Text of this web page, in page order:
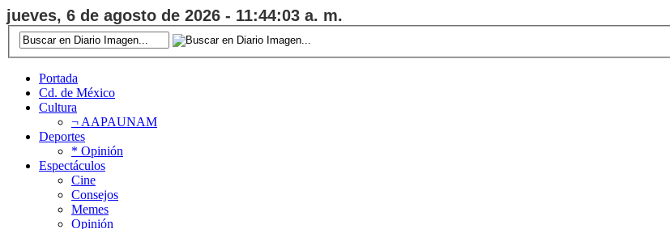
jueves, 6 de agosto de 2026 - 11:44:04 a. m.
Portada
Cd. de México
Cultura
¬ AAPAUNAM
Deportes
* Opinión
Espectáculos
Cine
Consejos
Memes
Opinión